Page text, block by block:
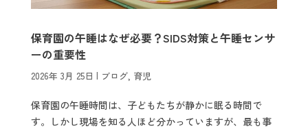
保育園の午睡はなぜ必要？SIDS対策と午睡センサ
ーの重要性
2026年 3月 25日 | ブログ, 育児
保育園の午睡時間は、子どもたちが静かに眠る時間で
す。しかし現場を知る人ほど分かっていますが、最も事